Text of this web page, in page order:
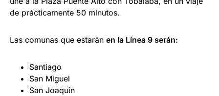
de prácticamente 50 minutos.
Las comunas que estarán en la Línea 9 serán:
Santiago
San Miguel
San Joaquín